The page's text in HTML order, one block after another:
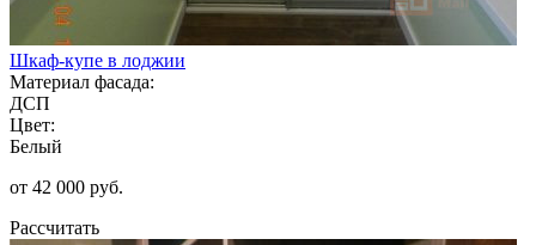
Шкаф-купе в лоджии
Материал фасада:
ДСП
Цвет:
Белый
от 42 000 руб.
Рассчитать